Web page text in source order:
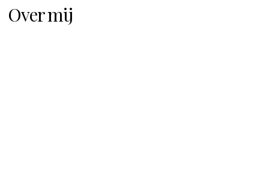
Over mij